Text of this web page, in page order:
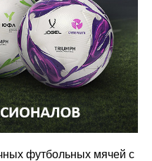
футбольных мячей с